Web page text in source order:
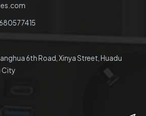
6th Road, Xinya Street, Huadu
City